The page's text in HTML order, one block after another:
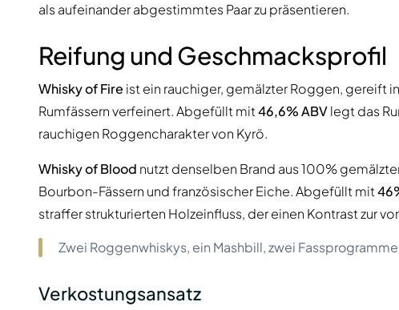
als aufeinander abgestimmtes Paar zu präsentieren.
Reifung und Geschmacksprofil
Whisky of Fire ist ein rauchiger, gemälzter Roggen, gereift
Rumfässern verfeinert. Abgefüllt mit46,6% ABVlegt das
rauchigen Roggencharakter von Kyrö.
Whisky of Blood nutzt denselben Brand aus 100%
Bourbon-Fässern und französischer Eiche. Abgefüllt mit
straffer strukturierten Holzeinfluss, der einen Kontrast zur
Zwei Roggenwhiskys, ein Mashbill, zwei
Verkostungsansatz